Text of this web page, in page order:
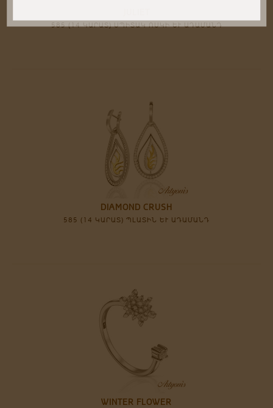
585 (14 ԿԱՐԱՏ) ՍՊԻՏԱԿ ՈՍԿԻ ԵՒ ԱԴԱՄԱՆԴ
DIAMOND CRUSH
585 (14 ԿԱՐԱՏ) ՊԼԱՏԻՆ ԵՒ ԱԴԱՄԱՆԴ
WINTER FLOWER